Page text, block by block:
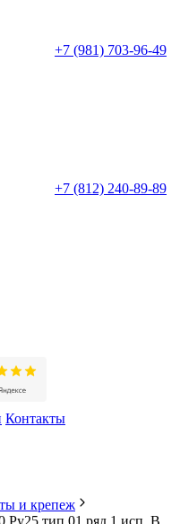
+7 (981) 703-96-49
+7 (812) 240-89-89
Контакты
и крепеж
Ру25 тип 01 ряд 1 исп. B